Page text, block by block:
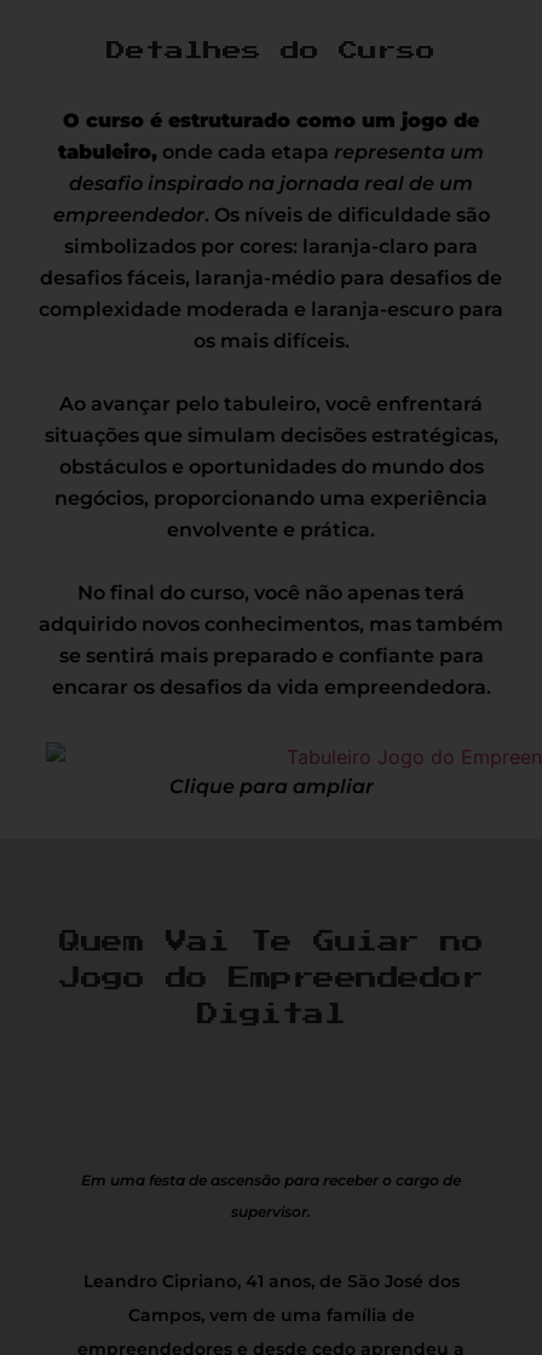
Detalhes do Curso
O curso é estruturado como um jogo de
tabuleiro, onde cada etapa representa um
desafio inspirado na jornada real de um
empreendedor. Os níveis de dificuldade são
simbolizados por cores: laranja-claro para
desafios fáceis, laranja-médio para desafios de
complexidade moderada e laranja-escuro para
os mais difíceis.
Ao avançar pelo tabuleiro, você enfrentará
situações que simulam decisões estratégicas,
obstáculos e oportunidades do mundo dos
negócios, proporcionando uma experiência
envolvente e prática.
No final do curso, você não apenas terá
adquirido novos conhecimentos, mas também
se sentirá mais preparado e confiante para
encarar os desafios da vida empreendedora.
Clique para ampliar
Quem Vai Te Guiar no
Jogo do Empreendedor
Digital
Em uma festa de ascensão para receber o cargo de
supervisor.
Leandro Cipriano, 41 anos, de São José dos
Campos, vem de uma família de
empreendedores e desde cedo aprendeu a